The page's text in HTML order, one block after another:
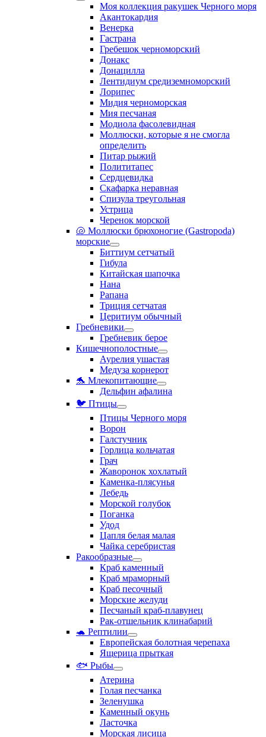
Моя коллекция ракушек Черного моря
Акантокардия
Венерка
Гастрана
Гребешок черноморский
Донакс
Донацилла
Лентидиум средиземноморский
Лорипес
Мидия черноморская
Мия песчаная
Модиола фасолевидная
Моллюски, которые я не смогла
определить
Питар рыжий
Полититапес
Сердцевидка
Скафарка неравная
Спизула треугольная
Устрица
Черенок морской
🐚 Моллюски брюхоногие (Gastropoda)
морские
Биттиум сетчатый
Гибула
Китайская шапочка
Нана
Рапана
Триция сетчатая
Церитиум обычный
Гребневики
Гребневик берое
Кишечнополостные
Аурелия ушастая
Медуза корнерот
🐬 Млекопитающие
Дельфин афалина
🐦 Птицы
Птицы Черного моря
Ворон
Галстучник
Горлица кольчатая
Грач
Жаворонок хохлатый
Каменка-плясунья
Лебедь
Морской голубок
Поганка
Удод
Цапля белая малая
Чайка серебристая
Ракообразные
Краб каменный
Краб мраморный
Краб песочный
Морские желуди
Песчаный краб-плавунец
Рак-отшельник клинабарий
🐢 Рептилии
Европейская болотная черепаха
Ящерица прыткая
🐟 Рыбы
Атерина
Голая песчанка
Зеленушка
Каменный окунь
Ласточка
Морская лисица